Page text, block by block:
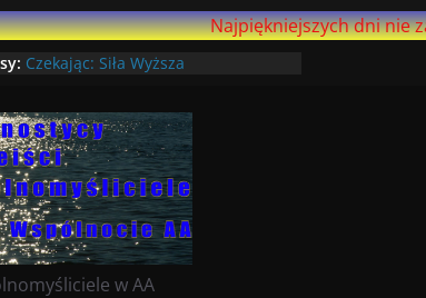
Najpiękniejszych dni nie
Oni Mnie Ukształtowali
Dlaczego lepiej mi się trzeźwieje
bez Boga
Ostatni artykuł na AA Agnostica –
strona ma ponad 14 i pół roku!
Ucząc Się Żyć Na Nowo
w AA